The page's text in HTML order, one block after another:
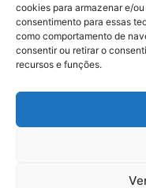
cookies para armazenar e/
consentimento para essas
como comportamento de
consentir ou retirar o
recursos e funções.
Termo de uso do usuário